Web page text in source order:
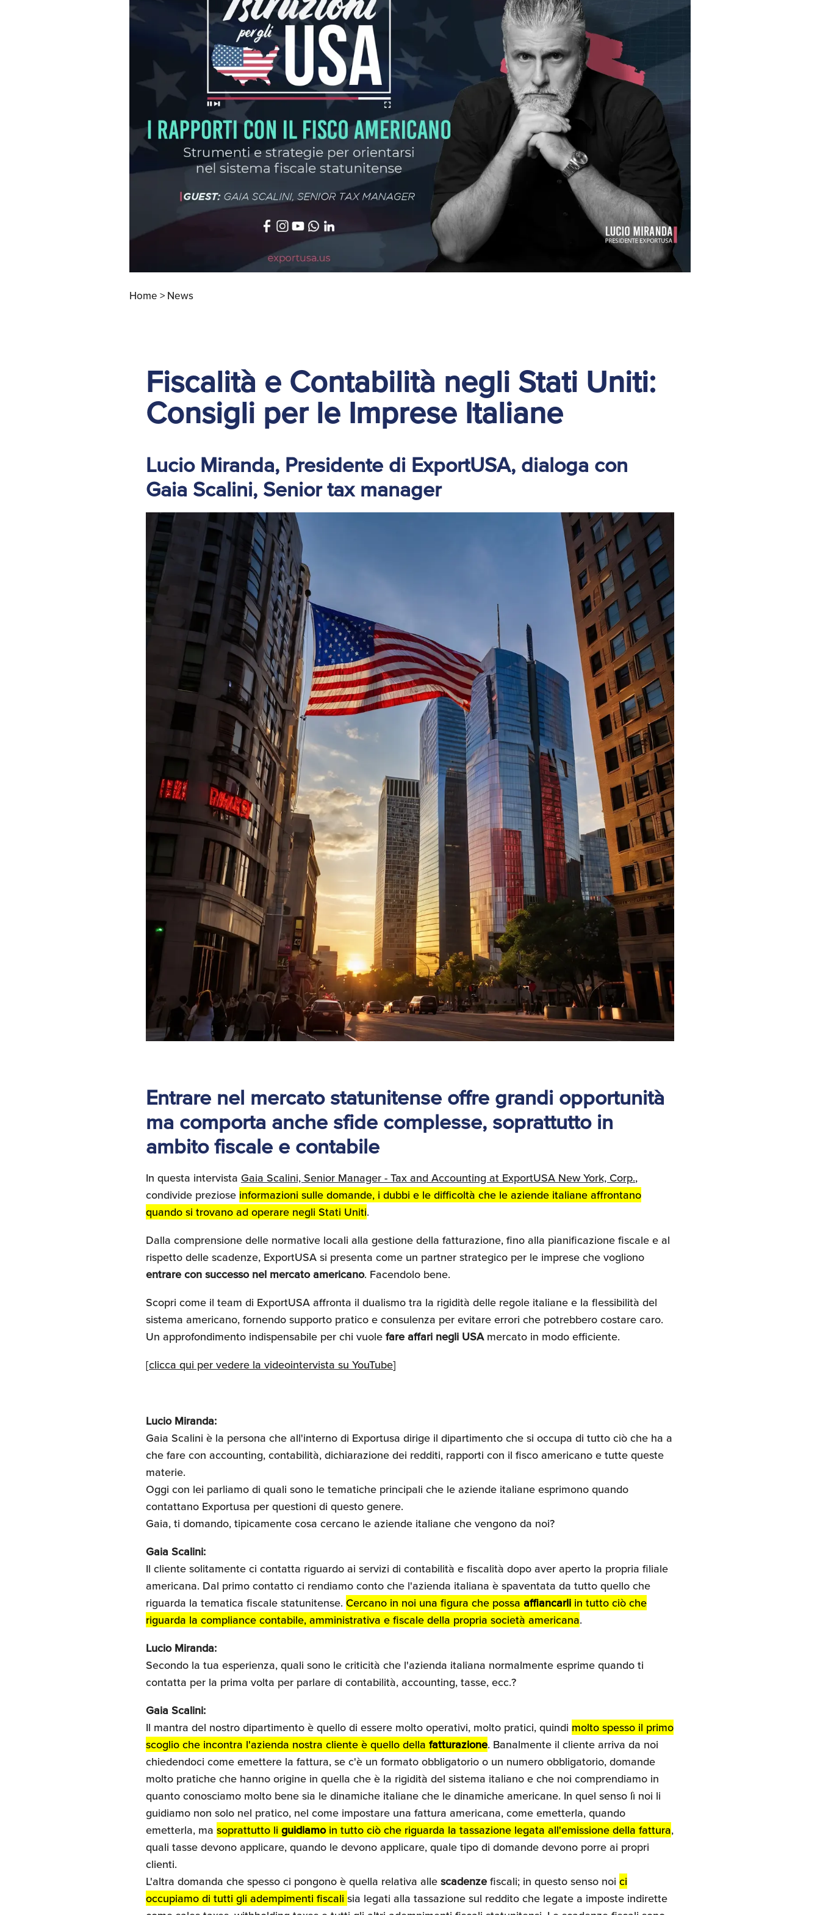
Apertura Ristoranti
negli Stati Uniti
Ricerche di Mercato
Assicurazioni, Permessi
e Licenze
Ricerca Personale e
Gestione Risorse
Umane
Home > News
Fiscalità e Contabilità negli Stati Uniti:
Consigli per le Imprese Italiane
Lucio Miranda, Presidente di ExportUSA, dialoga con
Gaia Scalini, Senior tax manager
Entrare nel mercato statunitense offre grandi opportunità
ma comporta anche sfide complesse, soprattutto in
ambito fiscale e contabile
In questa intervista Gaia Scalini, Senior Manager - Tax and Accounting at ExportUSA New York, Corp.,
condivide preziose informazioni sulle domande, i dubbi e le difficoltà che le aziende italiane affrontano
quando si trovano ad operare negli Stati Uniti.
Dalla comprensione delle normative locali alla gestione della fatturazione, fino alla pianificazione fiscale e al
rispetto delle scadenze, ExportUSA si presenta come un partner strategico per le imprese che vogliono
entrare con successo nel mercato americano. Facendolo bene.
Scopri come il team di ExportUSA affronta il dualismo tra la rigidità delle regole italiane e la flessibilità del
sistema americano, fornendo supporto pratico e consulenza per evitare errori che potrebbero costare caro.
Un approfondimento indispensabile per chi vuole fare affari negli USAmercato in modo efficiente.
[clicca qui per vedere la videointervista su YouTube]
Lucio Miranda:
Gaia Scalini è la persona che all'interno di Exportusa dirige il dipartimento che si occupa di tutto ciò che ha a
che fare con accounting, contabilità, dichiarazione dei redditi, rapporti con il fisco americano e tutte queste
materie.
Oggi con lei parliamo di quali sono le tematiche principali che le aziende italiane esprimono quando
contattano Exportusa per questioni di questo genere.
Gaia, ti domando, tipicamente cosa cercano le aziende italiane che vengono da noi?
Gaia Scalini:
Il cliente solitamente ci contatta riguardo ai servizi di contabilità e fiscalità dopo aver aperto la propria filiale
americana. Dal primo contatto ci rendiamo conto che l'azienda italiana è spaventata da tutto quello che
riguarda la tematica fiscale statunitense. Cercano in noi una figura che possa affiancarli in tutto ciò che
riguarda la compliance contabile, amministrativa e fiscale della propria società americana.
Lucio Miranda:
Secondo la tua esperienza, quali sono le criticità che l'azienda italiana normalmente esprime quando ti
contatta per la prima volta per parlare di contabilità, accounting, tasse, ecc.?
Gaia Scalini:
Il mantra del nostro dipartimento è quello di essere molto operativi, molto pratici, quindi molto spesso il primo
scoglio che incontra l'azienda nostra cliente è quello della fatturazione. Banalmente il cliente arriva da noi
chiedendoci come emettere la fattura, se c'è un formato obbligatorio o un numero obbligatorio, domande
molto pratiche che hanno origine in quella che è la rigidità del sistema italiano e che noi comprendiamo in
quanto conosciamo molto bene sia le dinamiche italiane che le dinamiche americane. In quel senso lì noi li
guidiamo non solo nel pratico, nel come impostare una fattura americana, come emetterla, quando
emetterla, ma soprattutto li guidiamo in tutto ciò che riguarda la tassazione legata all'emissione della fattura,
quali tasse devono applicare, quando le devono applicare, quale tipo di domande devono porre ai propri
clienti.
L'altra domanda che spesso ci pongono è quella relativa alle scadenze fiscali; in questo senso noi ci
occupiamo di tutti gli adempimenti fiscali sia legati alla tassazione sul reddito che legate a imposte indirette